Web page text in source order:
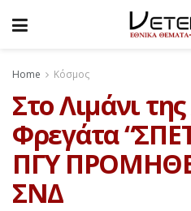
Home Κόσμος
Στο Λιμάνι
Φρεγάτα
ΠΓΥ
ΣΝΔ